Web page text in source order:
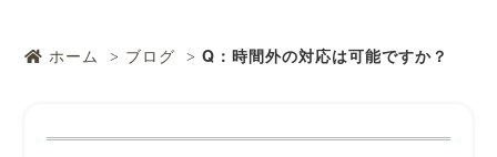
ホーム ブログ Q：時間外の対応は可能ですか？